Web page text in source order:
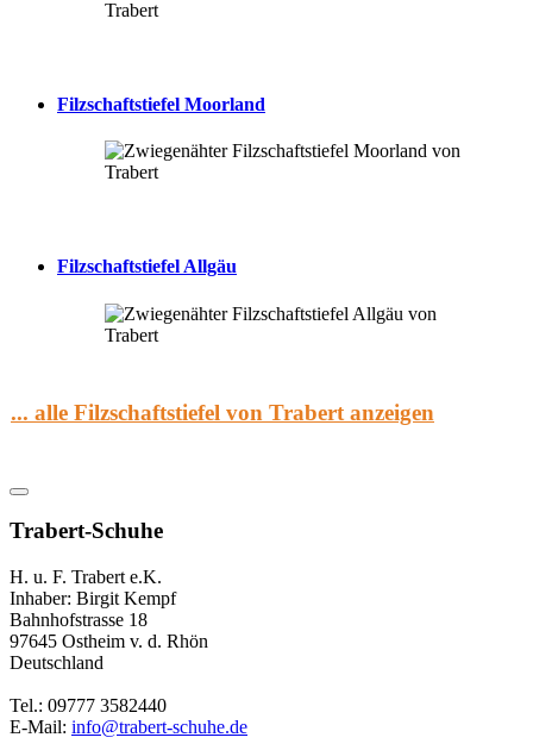
Filzschaftstiefel Moorland
Filzschaftstiefel Allgäu
... alle Filzschaftstiefel von Trabert anzeigen
Trabert-Schuhe
H. u. F. Trabert e.K.
Inhaber: Birgit Kempf
Bahnhofstrasse 18
97645 Ostheim v. d. Rhön
Deutschland
Tel.: 09777 3582440
E-Mail: info@trabert-schuhe.de